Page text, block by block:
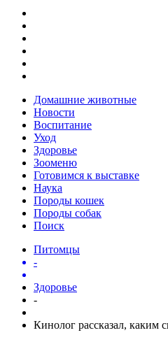
Домашние животные
Новости
Воспитание
Уход
Здоровье
Зооменю
Готовимся к выставке
Наука
Породы кошек
Породы собак
Поиск
Питомцы
-
Здоровье
-
Кинолог рассказал, каким